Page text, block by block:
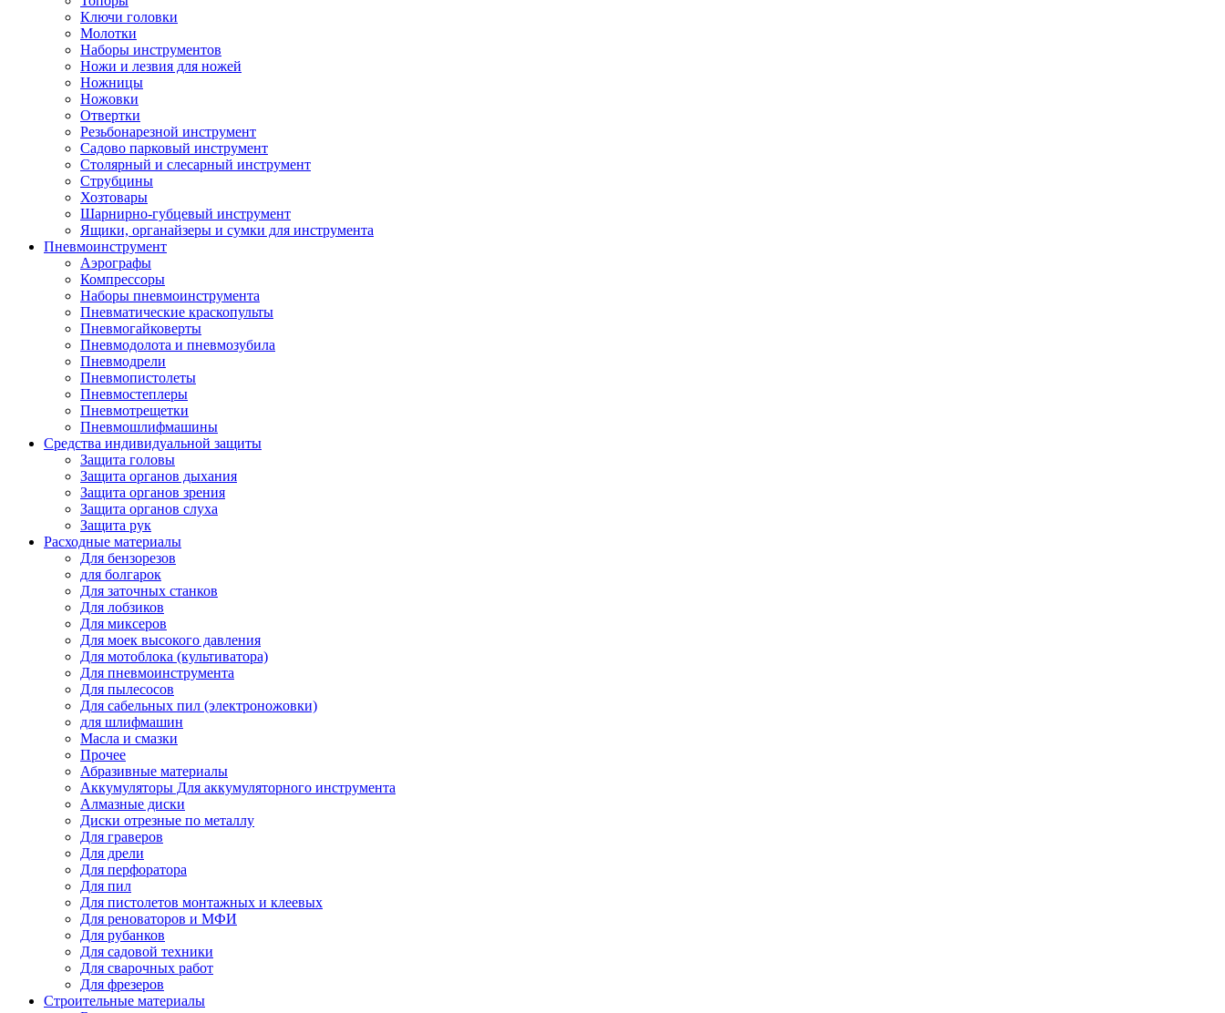
Ключи головки
Молотки
Наборы инструментов
Ножи и лезвия для ножей
Ножницы
Ножовки
Отвертки
Резьбонарезной инструмент
Садово парковый инструмент
Столярный и слесарный инструмент
Струбцины
Хозтовары
Шарнирно-губцевый инструмент
Ящики, органайзеры и сумки для инструмента
Пневмоинструмент
Аэрографы
Компрессоры
Наборы пневмоинструмента
Пневматические краскопульты
Пневмогайковерты
Пневмодолота и пневмозубила
Пневмодрели
Пневмопистолеты
Пневмостеплеры
Пневмотрещетки
Пневмошлифмашины
Средства индивидуальной защиты
Защита головы
Защита органов дыхания
Защита органов зрения
Защита органов слуха
Защита рук
Расходные материалы
Для бензорезов
для болгарок
Для заточных станков
Для лобзиков
Для миксеров
Для моек высокого давления
Для мотоблока (культиватора)
Для пневмоинструмента
Для пылесосов
Для сабельных пил (электроножовки)
для шлифмашин
Масла и смазки
Прочее
Абразивные материалы
Аккумуляторы Для аккумуляторного инструмента
Алмазные диски
Диски отрезные по металлу
Для граверов
Для дрели
Для перфоратора
Для пил
Для пистолетов монтажных и клеевых
Для реноваторов и МФИ
Для рубанков
Для садовой техники
Для сварочных работ
Для фрезеров
Строительные материалы